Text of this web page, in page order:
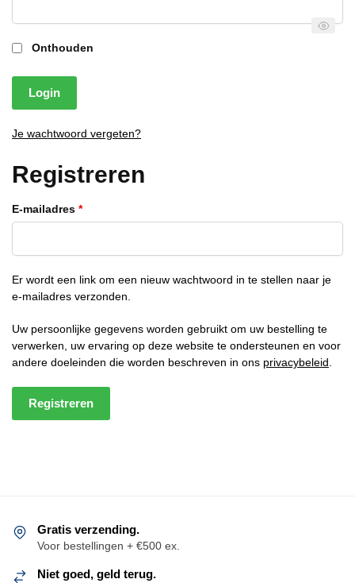
Onthouden
Login
Je wachtwoord vergeten?
Registreren
E-mailadres *Vereist
Er wordt een link om een nieuw wachtwoord in te stellen naar je
e-mailadres verzonden.
Uw persoonlijke gegevens worden gebruikt om uw bestelling te
verwerken, uw ervaring op deze website te ondersteunen en voor
andere doeleinden die worden beschreven in ons privacybeleid
Registreren
Gratis verzending.
Voor bestellingen + €500 ex.
Niet goed, geld terug.